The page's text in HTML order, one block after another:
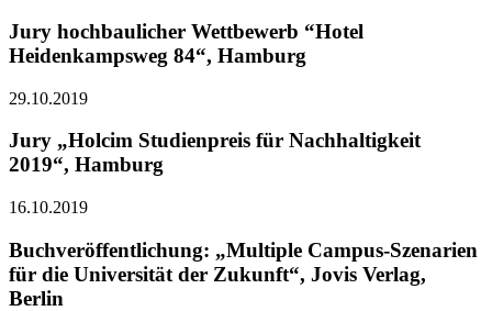
Jury hochbaulicher Wettbewerb “Hotel
Heidenkampsweg 84“, Hamburg
29.10.2019
Jury „Holcim Studienpreis für Nachhaltigkeit
2019“, Hamburg
16.10.2019
Buchveröffentlichung: „Multiple Campus-Szenarien
für die Universität der Zukunft“, Jovis Verlag,
Berlin